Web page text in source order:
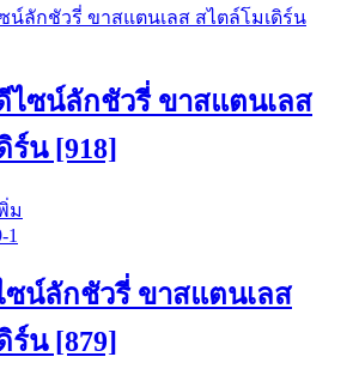
ไซน์ลักชัวรี่ ขาสแตนเลส
ร์น [918]
ม
ซน์ลักชัวรี่ ขาสแตนเลส
ร์น [879]